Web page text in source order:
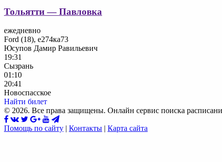
Тольятти — Павловка
ежедневно
Ford (18), е274ка73
Юсупов Дамир Равильевич
19:31
Сызрань
01:10
20:41
Новоспасское
Найти билет
© 2026. Все права защищены. Онлайн сервис поиска
Помощь по сайту | Контакты | Карта сайта